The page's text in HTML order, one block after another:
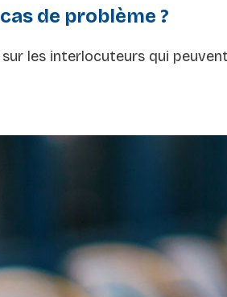
de problème ?
les interlocuteurs qui